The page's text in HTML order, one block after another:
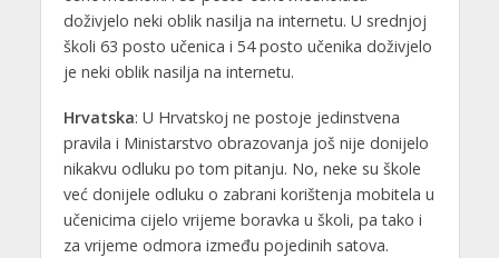
doživjelo neki oblik nasilja na internetu. U srednjoj
školi 63 posto učenica i 54 posto učenika doživjelo
je neki oblik nasilja na internetu.
Hrvatska: U Hrvatskoj ne postoje jedinstvena
pravila i Ministarstvo obrazovanja još nije donijelo
nikakvu odluku po tom pitanju. No, neke su škole
već donijele odluku o zabrani korištenja mobitela u
učenicima cijelo vrijeme boravka u školi, pa tako i
za vrijeme odmora između pojedinih satova.